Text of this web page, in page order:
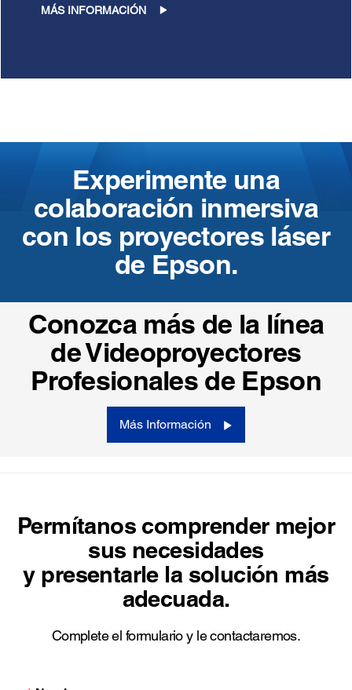
MÁS INFORMACIÓN
Experimente una
colaboración inmersiva
con los proyectores láser
de Epson.
Conozca más de la línea
de Videoproyectores
Profesionales de Epson
Más Información
Permítanos comprender mejor
sus necesidades
y presentarle la solución más
adecuada.
Complete el formulario y le contactaremos.